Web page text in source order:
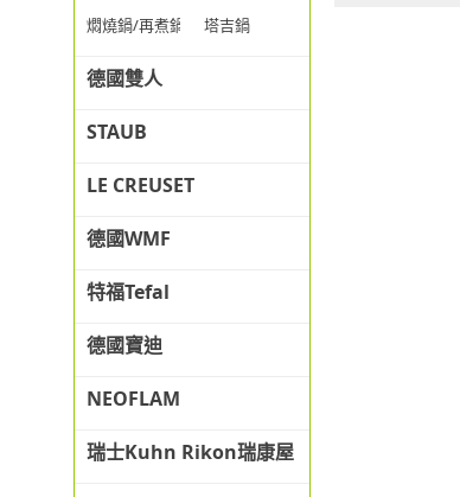
燜燒鍋/再煮鍋
塔吉鍋
德國雙人
STAUB
LE CREUSET
德國WMF
特福Tefal
德國寶迪
NEOFLAM
瑞士Kuhn Rikon瑞康屋